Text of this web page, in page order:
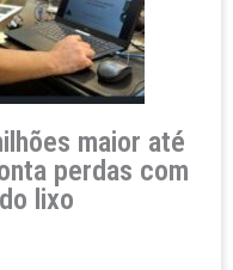
maior até
perdas com
lixo